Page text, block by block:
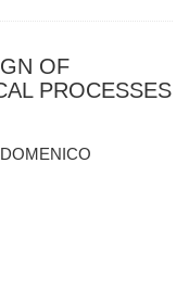
OF
PROCESSES